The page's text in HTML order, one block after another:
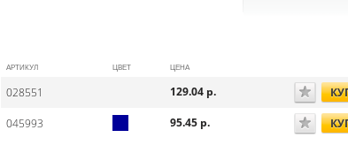
АРТИКУЛ ЦВЕТ ЦЕНА
028551 129.04 р.
045993 95.45 р.